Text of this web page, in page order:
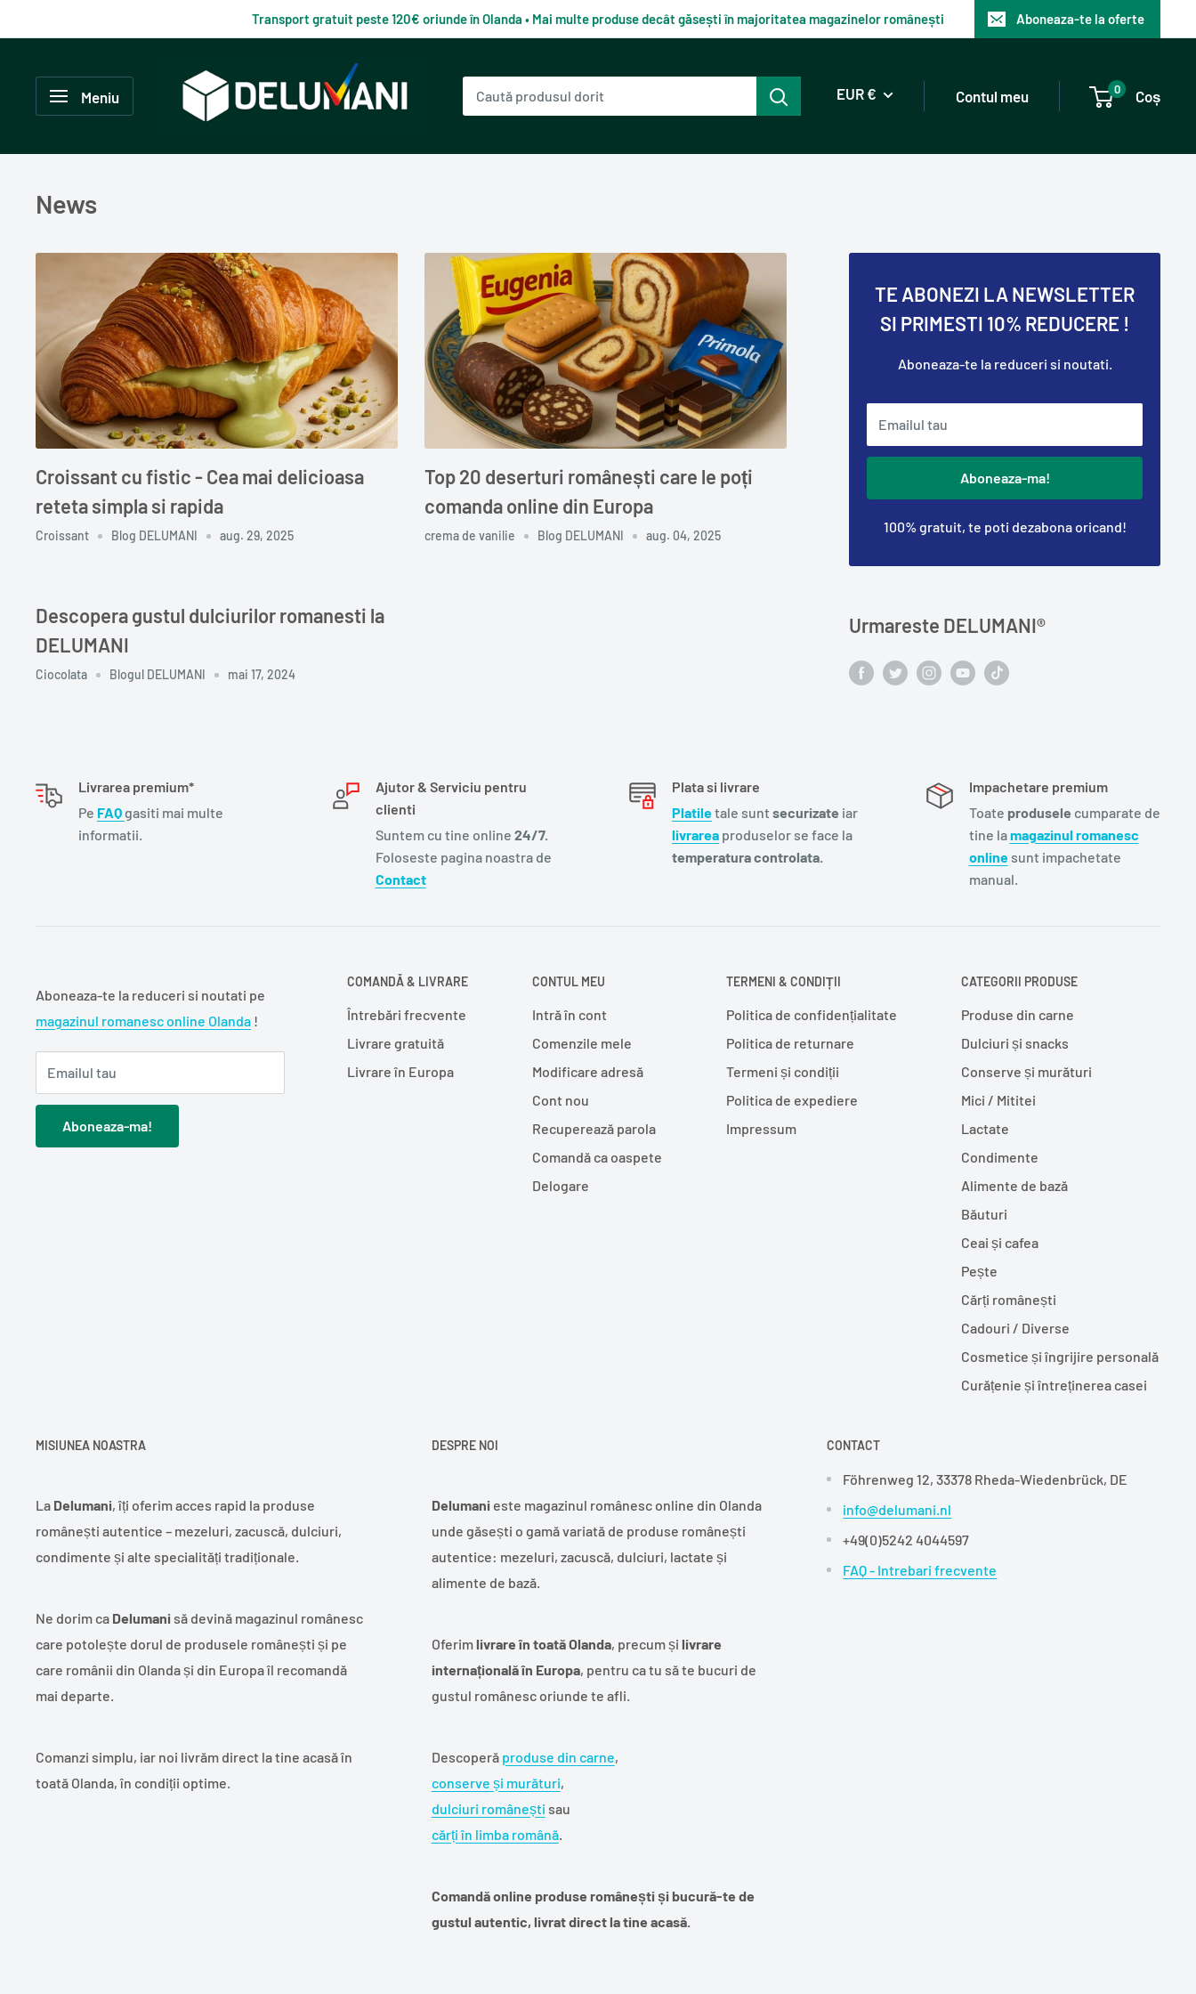
te
continut
Transport gratuit peste 120€ oriunde în Olanda • Mai multe produse decât găsești în majoritatea magazinelor românești Aboneaza-te la oferte
Meniu
Delumani
Magazin
EUR € Contul meu 0 Coș
News
Croissant cu fistic - Cea mai delicioasa
reteta simpla si rapida
Croissant Blog DELUMANI aug. 29, 2025
Top 20 deserturi românești care le poți
comanda online din Europa
crema de vanilie Blog DELUMANI aug. 04, 2025
Descopera gustul dulciurilor romanesti la
DELUMANI
Ciocolata Blogul DELUMANI mai 17, 2024
TE ABONEZI LA NEWSLETTER
SI PRIMESTI 10% REDUCERE !
Aboneaza-te la reduceri si noutati.
Emailul tau
Aboneaza-ma!
100% gratuit, te poti dezabona oricand!
Urmareste DELUMANI®️
Livrarea premium*
Pe FAQ gasiti mai multe
informatii.
Ajutor & Serviciu pentru
clienti
Suntem cu tine online 24/7.
Foloseste pagina noastra de
Contact
Plata si livrare
Platiletale sunt securizate iar
livrarea produselor se face la
temperatura controlata.
Impachetare premium
Toate produsele cumparate de
tine lamagazinul romanesc
onlinesunt impachetate
manual.
Aboneaza-te la reduceri si noutati pe
magazinul romanesc online Olanda !
Emailul tau
Aboneaza-ma!
COMANDĂ & LIVRARE
Întrebări frecvente
Livrare gratuită
Livrare în Europa
CONTUL MEU
Intră în cont
Comenzile mele
Modificare adresă
Cont nou
Recuperează parola
Comandă ca oaspete
Delogare
TERMENI & CONDIȚII
Politica de confidențialitate
Politica de returnare
Termeni și condiții
Politica de expediere
Impressum
CATEGORII PRODUSE
Produse din carne
Dulciuri și snacks
Conserve și murături
Mici / Mititei
Lactate
Condimente
Alimente de bază
Băuturi
Ceai și cafea
Pește
Cărți românești
Cadouri / Diverse
Cosmetice și îngrijire personală
Curățenie și întreținerea casei
MISIUNEA NOASTRA
La Delumani, îți oferim acces rapid la produse
românești autentice – mezeluri, zacuscă, dulciuri,
condimente și alte specialități tradiționale.
Ne dorim ca Delumani să devină magazinul românesc
care potolește dorul de produsele românești și pe
care românii din Olanda și din Europa îl recomandă
mai departe.
Comanzi simplu, iar noi livrăm direct la tine acasă în
toată Olanda, în condiții optime.
DESPRE NOI
Delumanieste magazinul românesc online din Olanda
unde găsești o gamă variată de produse românești
autentice: mezeluri, zacuscă, dulciuri, lactate și
alimente de bază.
Oferimlivrare în toată Olanda, precum și livrare
internațională în Europa, pentru ca tu să te bucuri de
gustul românesc oriunde te afli.
Descoperă produse din carne,
conserve și murături,
dulciuri românești sau
cărți în limba română.
Comandă online produse românești și bucură-te de
gustul autentic, livrat direct la tine acasă.
CONTACT
Föhrenweg 12, 33378 Rheda-Wiedenbrück, DE
info@delumani.nl
+49(0)5242 4044597
FAQ - Intrebari frecvente